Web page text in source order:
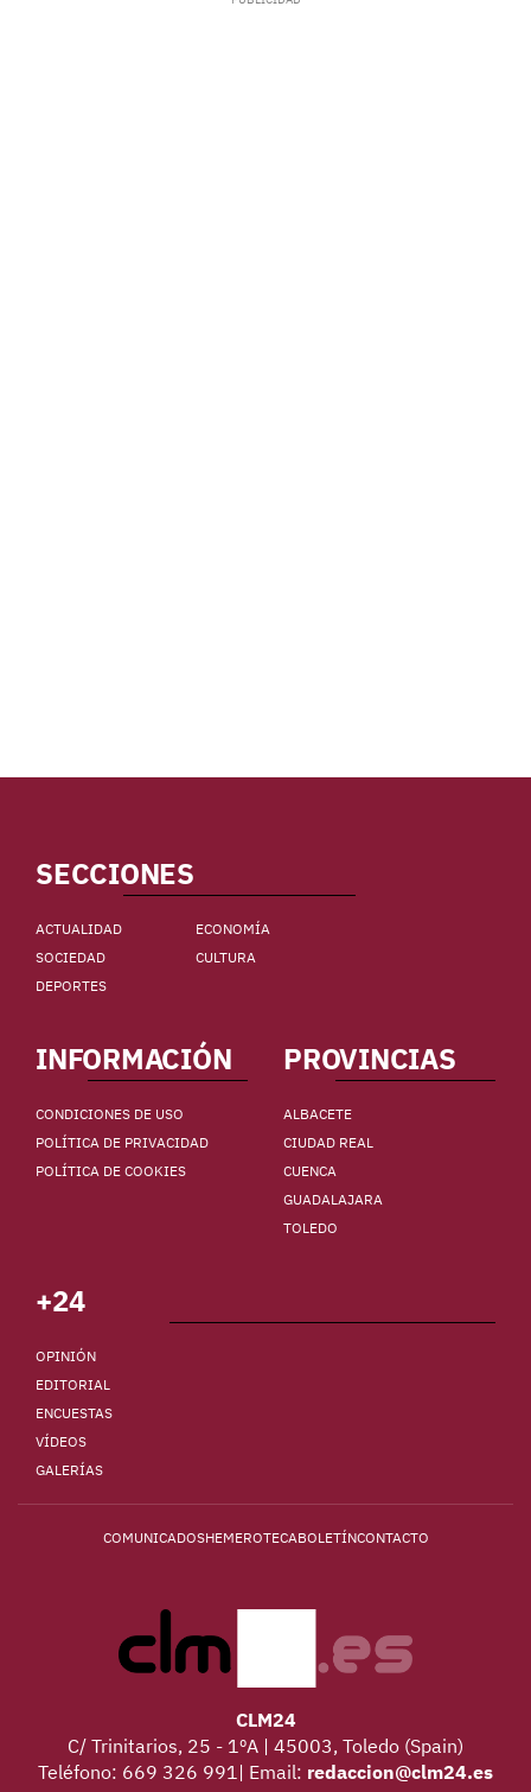
SECCIONES
ACTUALIDAD
ECONOMÍA
SOCIEDAD
CULTURA
DEPORTES
INFORMACIÓN
CONDICIONES DE USO
POLÍTICA DE PRIVACIDAD
POLÍTICA DE COOKIES
PROVINCIAS
ALBACETE
CIUDAD REAL
CUENCA
GUADALAJARA
TOLEDO
+24
OPINIÓN
EDITORIAL
ENCUESTAS
VÍDEOS
GALERÍAS
COMUNICADOSHEMEROTECABOLETÍNCONTACTO
CLM24
C/ Trinitarios, 25 - 1ºA | 45003, Toledo (Spain)
Teléfono: 669 326 991| Email: redaccion@clm24.es